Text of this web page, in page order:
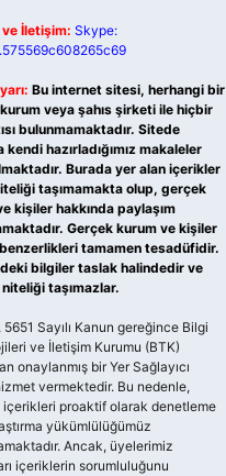
ve İletişim: Skype:
Bu internet sitesi, herhangi bir
veya şahıs şirketi ile hiçbir
bulunmamaktadır. Sitede
kendi hazırladığımız makaleler
Burada yer alan içerikler
taşımamakta olup, gerçek
kişiler hakkında paylaşım
Gerçek kurum ve kişiler
tamamen tesadüfidir.
bilgiler taslak halindedir ve
taşımazlar.
Sayılı Kanun gereğince Bilgi
ve İletişim Kurumu (BTK)
onaylanmış bir Yer Sağlayıcı
vermektedir. Bu nedenle,
proaktif olarak denetleme
yükümlülüğümüz
Ancak, üyelerimiz
içeriklerin sorumluluğunu